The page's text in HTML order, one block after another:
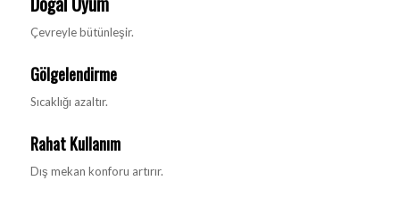
Çevreyle bütünleşir.
Gölgelendirme
Sıcaklığı azaltır.
Rahat Kullanım
Dış mekan konforu artırır.